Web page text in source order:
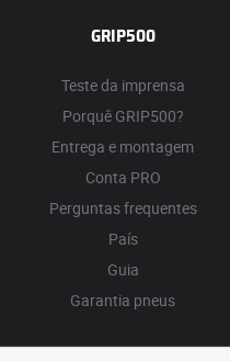
GRIP500
Teste da imprensa
Porquê GRIP500?
Entrega e montagem
Conta PRO
Perguntas frequentes
País
Guia
Garantia pneus